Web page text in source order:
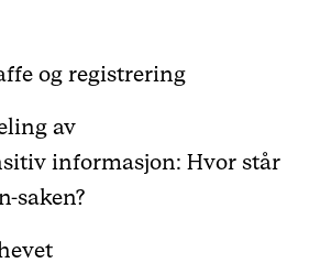
og registrering
av
informasjon: Hvor står
saken?